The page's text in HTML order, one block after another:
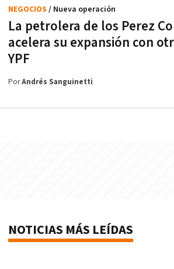
La petrolera de los Perez
acelera su expansión con
YPF
NEGOCIOS / Nueva operación
PorAndrés Sanguinetti
NOTICIAS MÁS LEÍDAS